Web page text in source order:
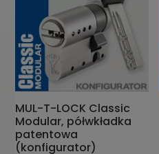
MUL-T-LOCK Classic
Modular, półwkładka
patentowa
(konfigurator)